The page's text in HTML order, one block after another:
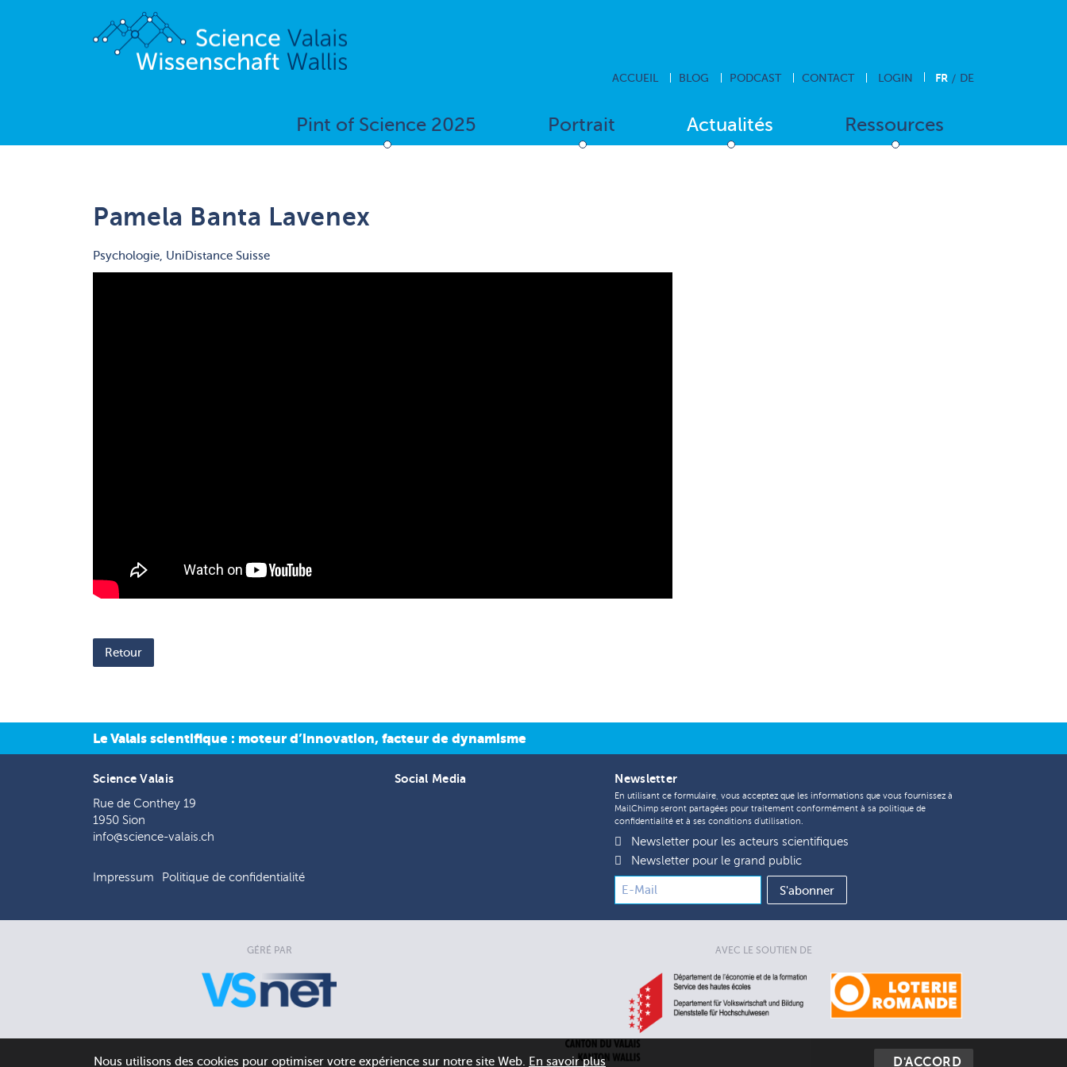
FR DE
LOGIN
ACCUEIL BLOG PODCAST CONTACT
Pint of Science 2025 Portrait Actualités Ressources
Pamela Banta Lavenex
Psychologie, UniDistance Suisse
Retour
Le Valais scientifique : moteur d’innovation, facteur de dynamisme
Science Valais
Rue de Conthey 19
1950 Sion
info@science-valais.ch
Impressum Politique de confidentialité
Social Media Newsletter
En utilisant ce formulaire, vous acceptez que les informations que vous fournissez à
MailChimp seront partagées pour traitement conformément à sa politique de
confidentialité et à sesconditions d'utilisation.
Newsletter pour les acteurs scientifiques
Newsletter pour le grand public
GÉRÉ PAR AVEC LE SOUTIEN DE
Nous utilisons des cookies pour optimiser votre expérience sur notre site Web. En savoir plus D'ACCORD